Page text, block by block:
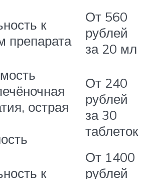
к
препарата
От 560
рублей
за 20 мл
острая
От 240
рублей
за 30
таблеток
к
От 1400
рублей